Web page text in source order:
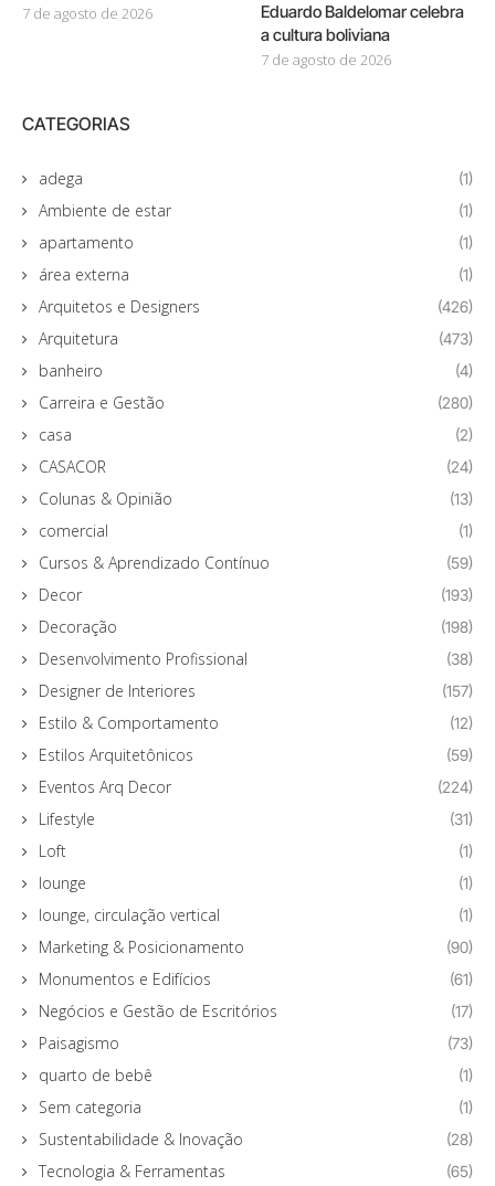
7 de agosto de 2026
Eduardo Baldelomar celebra
a cultura boliviana
7 de agosto de 2026
CATEGORIAS
adega (1)
Ambiente de estar (1)
apartamento (1)
área externa (1)
Arquitetos e Designers (426)
Arquitetura (473)
banheiro (4)
Carreira e Gestão (280)
casa (2)
CASACOR (24)
Colunas & Opinião (13)
comercial (1)
Cursos & Aprendizado Contínuo (59)
Decor (193)
Decoração (198)
Desenvolvimento Profissional (38)
Designer de Interiores (157)
Estilo & Comportamento (12)
Estilos Arquitetônicos (59)
Eventos Arq Decor (224)
Lifestyle (31)
Loft (1)
lounge (1)
lounge, circulação vertical (1)
Marketing & Posicionamento (90)
Monumentos e Edifícios (61)
Negócios e Gestão de Escritórios (17)
Paisagismo (73)
quarto de bebê (1)
Sem categoria (1)
Sustentabilidade & Inovação (28)
Tecnologia & Ferramentas (65)